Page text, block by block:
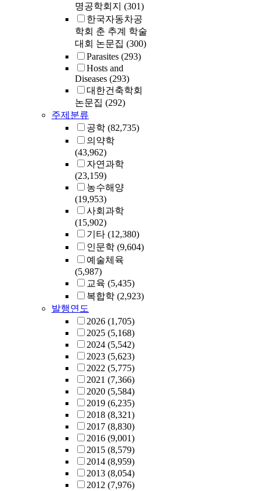
명공학회지 (301)
한국자동차공
학회 춘 추계 학술
대회 논문집 (300)
Parasites (293)
Hosts and
Diseases (293)
대한건축학회
논문집 (292)
주제분류
공학 (82,735)
의약학
(43,962)
자연과학
(23,159)
농수해양
(19,953)
사회과학
(15,902)
기타 (12,380)
인문학 (9,604)
예술체육
(5,987)
교육 (5,435)
복합학 (2,923)
발행연도
2026 (1,705)
2025 (5,168)
2024 (5,542)
2023 (5,623)
2022 (5,775)
2021 (7,366)
2020 (5,584)
2019 (6,235)
2018 (8,321)
2017 (8,830)
2016 (9,001)
2015 (8,579)
2014 (8,959)
2013 (8,054)
2012 (7,976)